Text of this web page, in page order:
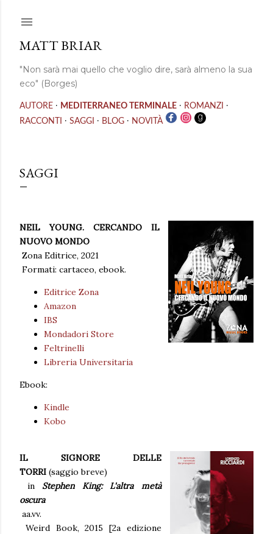
MATT BRIAR
"Non sarà mai quello che voglio dire, sarà almeno la sua
eco" (Borges)
AUTORE · MEDITERRANEO TERMINALE · ROMANZI ·
RACCONTI · SAGGI · BLOG · NOVITÀ
SAGGI
NEIL YOUNG. CERCANDO IL
NUOVO MONDO
Zona Editrice, 2021
Formati: cartaceo, ebook.
Editrice Zona
Amazon
IBS
Mondadori Store
Feltrinelli
Libreria Universitaria
Ebook:
Kindle
Kobo
IL SIGNORE DELLE
TORRI (saggio breve)
in Stephen King: L'altra metà
oscura
aa.vv.
Weird Book, 2015 [2a edizione